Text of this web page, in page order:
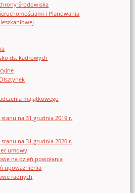
Środowiska
i Planowania
ds. kadrowych
majątkowego
na 31 grudnia 2019 r.
na 31 grudnia 2020 r.
umowy
na dzień powołania
upoważnienia
radnych